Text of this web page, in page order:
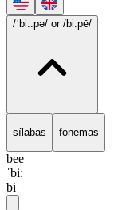
/ˈbi:.pə/ or /bi.pē/
sílabas fonemas
bee
ˈbi:
bi